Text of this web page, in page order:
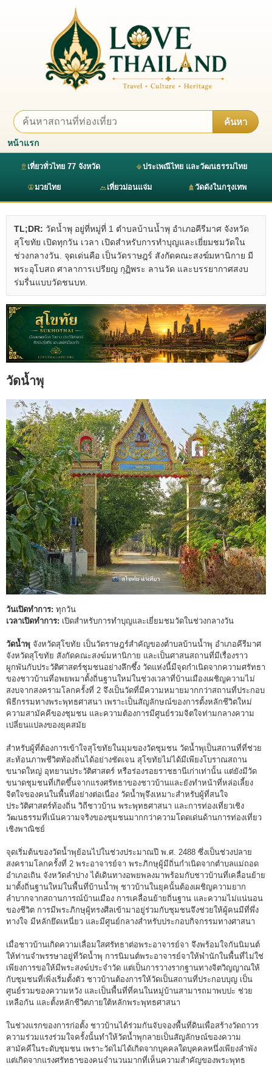
ค้นหา
หน้าแรก
เที่ยวทั่วไทย 77 จังหวัด ประเพณีไทย และวัฒนธรรมไทย
มวยไทย เที่ยวม่อนแจ่ม วัดดังในกรุงเทพ
TL;DR: วัดน้ำพุ อยู่ที่หมู่ที่ 1 ตำบลบ้านน้ำพุ อำเภอคีรีมาศ จังหวัด
สุโขทัย เปิดทุกวัน เวลา เปิดสำหรับการทำบุญและเยี่ยมชมวัดใน
ช่วงกลางวัน. จุดเด่นคือ เป็นวัดราษฎร์ สังกัดคณะสงฆ์มหานิกาย มี
พระอุโบสถ ศาลาการเปรียญ กุฏิพระ ลานวัด และบรรยากาศสงบ
ร่มรื่นแบบวัดชนบท.
วัดน้ำพุ
วันเปิดทำการ: ทุกวัน
เวลาเปิดทำการ: เปิดสำหรับการทำบุญและเยี่ยมชมวัดในช่วงกลางวัน
วัดน้ำพุ จังหวัดสุโขทัย เป็นวัดราษฎร์สำคัญของตำบลบ้านน้ำพุ อำเภอคีรีมาศ
จังหวัดสุโขทัย สังกัดคณะสงฆ์มหานิกาย และเป็นศาสนสถานที่มีเรื่องราว
ผูกพันกับประวัติศาสตร์ชุมชนอย่างลึกซึ้ง วัดแห่งนี้มีจุดกำเนิดจากความศรัทธา
ของชาวบ้านที่อพยพมาตั้งถิ่นฐานใหม่ในช่วงเวลาที่บ้านเมืองเผชิญความไม่
สงบจากสงครามโลกครั้งที่ 2 จึงเป็นวัดที่มีความหมายมากกว่าสถานที่ประกอบ
พิธีกรรมทางพระพุทธศาสนา เพราะเป็นสัญลักษณ์ของการตั้งหลักชีวิตใหม่
ความสามัคคีของชุมชน และความต้องการมีศูนย์รวมจิตใจท่ามกลางความ
เปลี่ยนแปลงของยุคสมัย
สำหรับผู้ที่ต้องการเข้าใจสุโขทัยในมุมของวัดชุมชน วัดน้ำพุเป็นสถานที่ที่ช่วย
สะท้อนภาพชีวิตท้องถิ่นได้อย่างชัดเจน สุโขทัยไม่ได้มีเพียงโบราณสถาน
ขนาดใหญ่ อุทยานประวัติศาสตร์ หรือร่องรอยราชธานีเก่าเท่านั้น แต่ยังมีวัด
ขนาดชุมชนที่เกิดขึ้นจากแรงศรัทธาของชาวบ้านและยังทำหน้าที่หล่อเลี้ยง
จิตใจของคนในพื้นที่อย่างต่อเนื่อง วัดน้ำพุจึงเหมาะสำหรับผู้ที่สนใจ
ประวัติศาสตร์ท้องถิ่น วิถีชาวบ้าน พระพุทธศาสนา และการท่องเที่ยวเชิง
วัฒนธรรมที่เน้นความจริงของชุมชนมากกว่าความโดดเด่นด้านการท่องเที่ยว
เชิงพาณิชย์
จุดเริ่มต้นของวัดน้ำพุย้อนไปในช่วงประมาณปี พ.ศ. 2488 ซึ่งเป็นช่วงปลาย
สงครามโลกครั้งที่ 2 พระอาจารย์จา พระภิกษุผู้มีถิ่นกำเนิดจากตำบลแม่ถอด
อำเภอเถิน จังหวัดลำปาง ได้เดินทางอพยพลงมาพร้อมกับชาวบ้านที่เคลื่อนย้าย
มาตั้งถิ่นฐานใหม่ในพื้นที่บ้านน้ำพุ ชาวบ้านในยุคนั้นต้องเผชิญความยาก
ลำบากจากสถานการณ์บ้านเมือง การเคลื่อนย้ายถิ่นฐาน และความไม่แน่นอน
ของชีวิต การมีพระภิกษุผู้ทรงศีลเข้ามาอยู่ร่วมกับชุมชนจึงช่วยให้ผู้คนมีที่พึ่ง
ทางใจ มีหลักยึดเหนี่ยว และมีศูนย์กลางสำหรับประกอบกิจกรรมทางศาสนา
เมื่อชาวบ้านเกิดความเลื่อมใสศรัทธาต่อพระอาจารย์จา จึงพร้อมใจกันนิมนต์
ให้ท่านจำพรรษาอยู่ที่วัดน้ำพุ การนิมนต์พระอาจารย์จาให้พำนักในพื้นที่ไม่ใช่
เพียงการขอให้มีพระสงฆ์ประจำวัด แต่เป็นการวางรากฐานทางจิตวิญญาณให้
กับชุมชนที่เพิ่งเริ่มตั้งตัว ชาวบ้านต้องการให้วัดเป็นสถานที่ประกอบบุญ เป็น
ศูนย์รวมของความหวัง และเป็นพื้นที่ที่คนในหมู่บ้านสามารถมาพบปะ ช่วย
เหลือกัน และตั้งหลักชีวิตภายใต้หลักพระพุทธศาสนา
ในช่วงแรกของการก่อตั้ง ชาวบ้านได้ร่วมกันจับจองพื้นที่ดินเพื่อสร้างวัดถาวร
ความร่วมแรงร่วมใจครั้งนั้นทำให้วัดน้ำพุกลายเป็นสัญลักษณ์ของความ
สามัคคีในระดับชุมชน เพราะวัดไม่ได้เกิดจากบุคคลใดบุคคลหนึ่งเพียงลำพัง
แต่เกิดจากแรงศรัทธาของคนจำนวนมากที่เห็นความสำคัญของพระพุทธ